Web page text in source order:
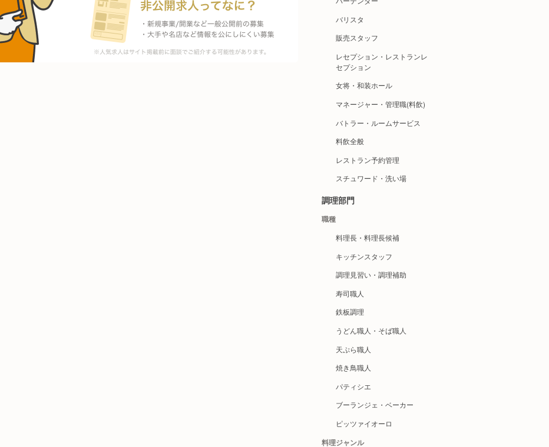
バリスタ
販売スタッフ
レセプション・レストランレ
セプション
女将・和装ホール
マネージャー・管理職(料飲)
バトラー・ルームサービス
料飲全般
レストラン予約管理
スチュワード・洗い場
調理部門
職種
料理長・料理長候補
キッチンスタッフ
調理見習い・調理補助
寿司職人
鉄板調理
うどん職人・そば職人
天ぷら職人
焼き鳥職人
パティシエ
ブーランジェ・ベーカー
ピッツァイオーロ
料理ジャンル